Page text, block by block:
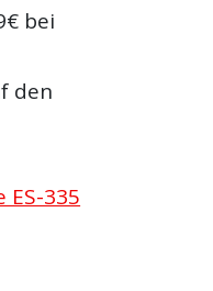
bei
den
335